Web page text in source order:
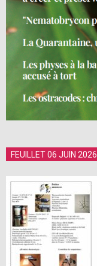
FEUILLET 06 JUIN 2026